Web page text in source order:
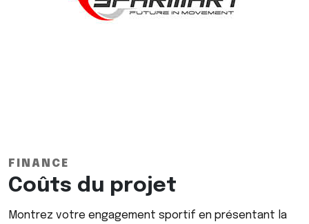
FINANCE
Coûts du projet
Montrez votre engagement sportif en présentant la